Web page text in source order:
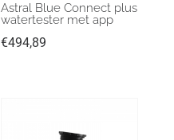
Astral Blue Connect plus
watertester met app
€494,89